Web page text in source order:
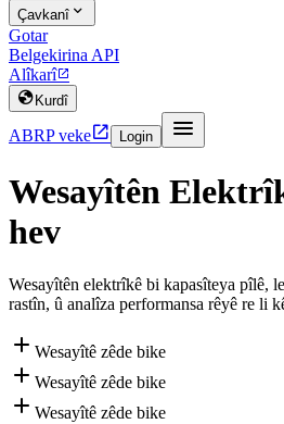
Çavkanî 
Gotar
Belgekirina API
Alîkarî
 Kurdî
ABRP veke Login 
Wesayîtên
hev
Wesayîtên elektrîkê bi kapasîteya pîlê,
rastîn, û analîza performansa rêyê re li
 Wesayîtê zêde bike
 Wesayîtê zêde bike
 Wesayîtê zêde bike